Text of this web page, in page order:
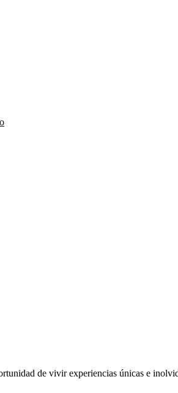
de vivir experiencias únicas e